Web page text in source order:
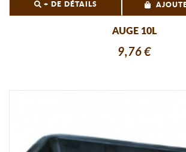
+ DE DÉTAILS
AUGE 10L
9,76 €